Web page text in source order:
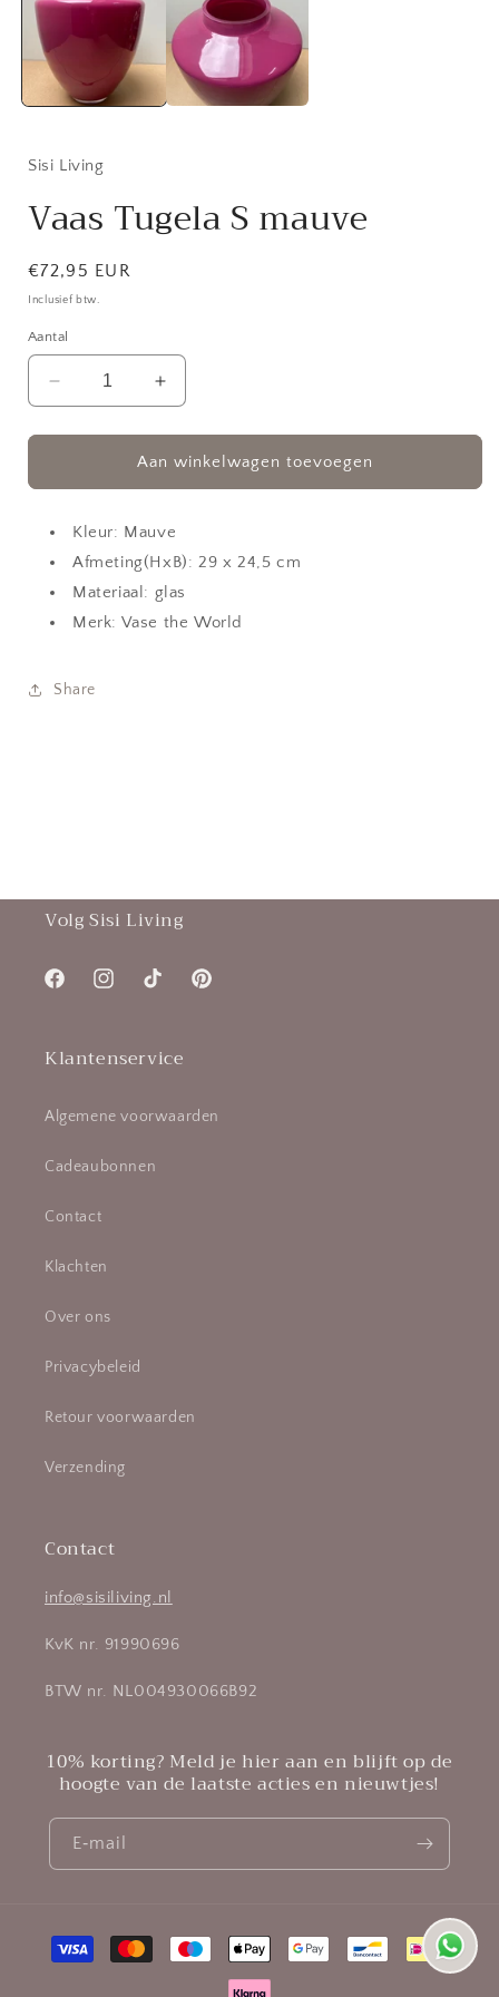
modaal
Sisi Living
Vaas Tugela S mauve
Normale
prijs
€72,95 EUR
Inclusief btw.
Aantal
Aantal
verlagen
voor
Tugela
mauve
Aantal
verhogen
voor
Vaas
Tugela
mauve
Aan winkelwagen toevoegen
Kleur: Mauve
Afmeting(HxB): 29 x 24,5 cm
Materiaal: glas
Merk: Vase the World
Share
Volg Sisi Living
FacebookInstagramTikTok Pinterest
Klantenservice
Algemene voorwaarden
Cadeaubonnen
Contact
Klachten
Over ons
Privacybeleid
Retour voorwaarden
Verzending
Contact
info@sisiliving.nl
KvK nr. 91990696
BTW nr. NL004930066B92
10% korting? Meld je hier aan en blijft op de
hoogte van de laatste acties en nieuwtjes!
E‑mail
Betaalmethoden